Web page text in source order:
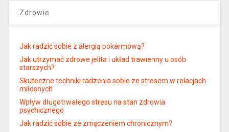
Zdrowie
Jak radzić sobie z alergią pokarmową?
Jak utrzymać zdrowe jelita i układ trawienny u osób
starszych?
Skuteczne techniki radzenia sobie ze stresem w relacjach
miłosnych
Wpływ długotrwałego stresu na stan zdrowia
psychicznego
Jak radzić sobie ze zmęczeniem chronicznym?